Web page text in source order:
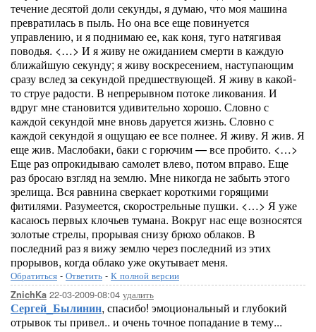
течение десятой доли секунды, я думаю, что моя машина
превратилась в пыль. Но она все еще повинуется
управлению, и я поднимаю ее, как коня, туго натягивая
поводья. <…> И я живу не ожиданием смерти в каждую
ближайшую секунду; я живу воскресением, наступающим
сразу вслед за секундой предшествующей. Я живу в какой-
то струе радости. В непрерывном потоке ликования. И
вдруг мне становится удивительно хорошо. Словно с
каждой секундой мне вновь даруется жизнь. Словно с
каждой секундой я ощущаю ее все полнее. Я живу. Я жив. Я
еще жив. Маслобаки, баки с горючим — все пробито. <…>
Еще раз опрокидываю самолет влево, потом вправо. Еще
раз бросаю взгляд на землю. Мне никогда не забыть этого
зрелища. Вся равнина сверкает короткими горящими
фитилями. Разумеется, скорострельные пушки. <…> Я уже
касаюсь первых клочьев тумана. Вокруг нас еще возносятся
золотые стрелы, прорывая снизу брюхо облаков. В
последний раз я вижу землю через последний из этих
прорывов, когда облако уже окутывает меня.
Обратиться - Ответить - К полной версии
ZnichKa 22-03-2009-08:04 удалить
Сергей_Былинин, спасибо! эмоциональный и глубокий
отрывок ты привел.. и очень точное попадание в тему...